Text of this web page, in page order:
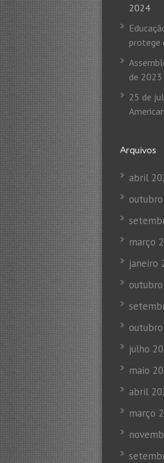
2024
protege
de 2023
25 de
Arquivos
abril
março
janeiro
julho
maio
abril
março